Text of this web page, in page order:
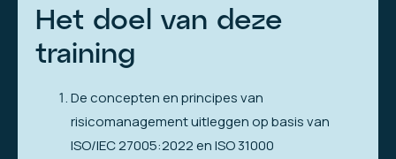
Het doel van deze
training
De concepten en principes van
risicomanagement uitleggen op basis van
ISO/IEC 27005:2022 en ISO 31000